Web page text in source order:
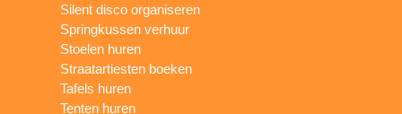
Silent disco organiseren
Springkussen verhuur
Stoelen huren
Straatartiesten boeken
Tafels huren
Tenten huren